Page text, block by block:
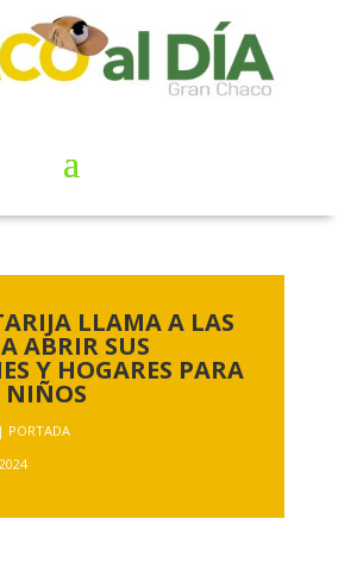
LLAMA A LAS
ABRIR SUS
Y HOGARES PARA
NIÑOS
| PORTADA